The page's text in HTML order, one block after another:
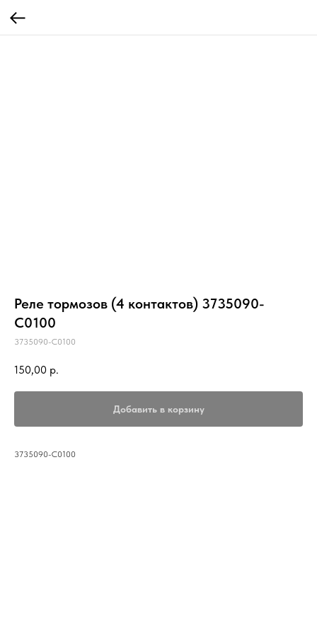
Реле тормозов (4 контактов) 3735090-
С0100
3735090-С0100
150,00 р.
Добавить в корзину
3735090-С0100